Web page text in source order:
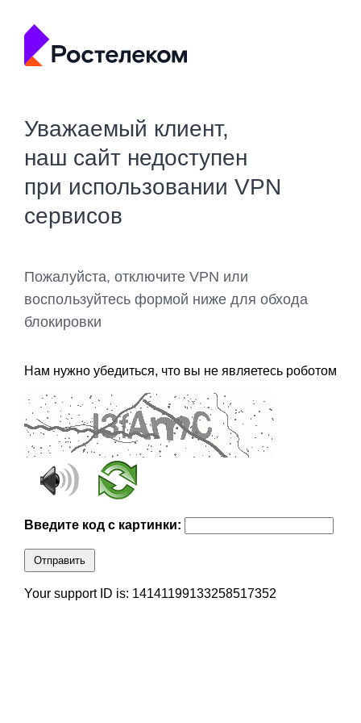
Уважаемый клиент,
наш сайт недоступен
при использовании VPN
сервисов
Пожалуйста, отключите VPN или
воспользуйтесь формой ниже для обхода
блокировки
Нам нужно убедиться, что вы не являетесь роботом
Введите код с картинки:
Отправить
Your support ID is: 14141199133258517352